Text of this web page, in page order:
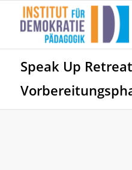
Speak Up